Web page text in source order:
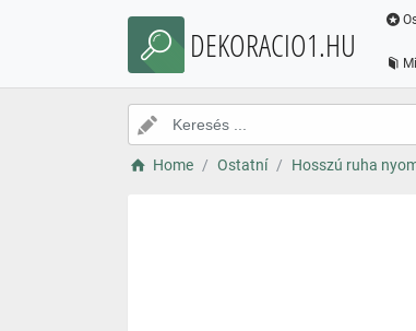
DEKORACIO1.HU
Home Ostatní Hosszú ruha